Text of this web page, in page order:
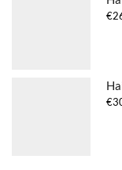
€
€